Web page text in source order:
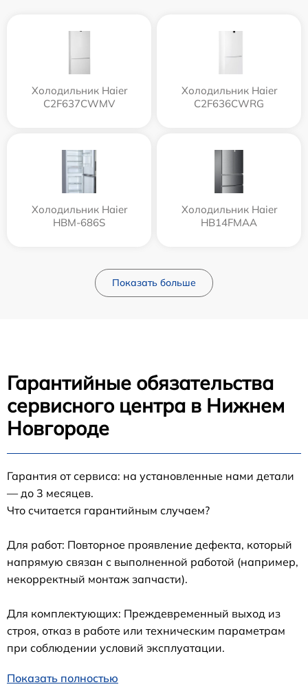
Холодильник Haier
C2F637CWMV
Холодильник Haier
C2F636CWRG
Холодильник Haier
HBM-686S
Холодильник Haier
HB14FMAA
Показать больше
Гарантийные обязательства
сервисного центра в Нижнем
Новгороде
Гарантия от сервиса: на установленные нами детали
— до 3 месяцев.
Что считается гарантийным случаем?
Для работ: Повторное проявление дефекта, который
напрямую связан с выполненной работой (например,
некорректный монтаж запчасти).
Для комплектующих: Преждевременный выход из
строя, отказ в работе или техническим параметрам
при соблюдении условий эксплуатации.
Показать полностью